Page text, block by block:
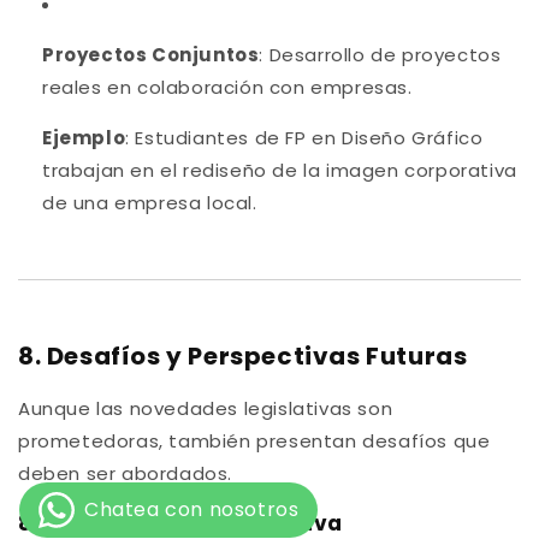
Proyectos Conjuntos: Desarrollo de proyectos
reales en colaboración con empresas.
Ejemplo: Estudiantes de FP en Diseño Gráfico
trabajan en el rediseño de la imagen corporativa
de una empresa local.
8. Desafíos y Perspectivas Futuras
Aunque las novedades legislativas son
prometedoras, también presentan desafíos que
deben ser abordados.
8.1. Implementación Efectiva